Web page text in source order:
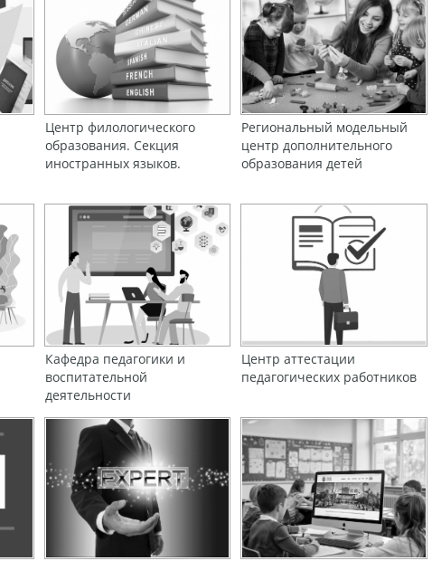
Центр филологического
образования. Секция
иностранных языков.
Региональный модельный
центр дополнительного
образования детей
Кафедра педагогики и
воспитательной
деятельности
Центр аттестации
педагогических работников